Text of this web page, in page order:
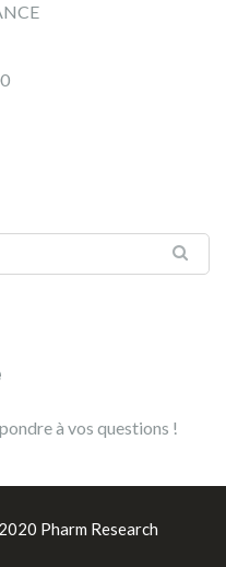
à vos questions !
Pharm Research